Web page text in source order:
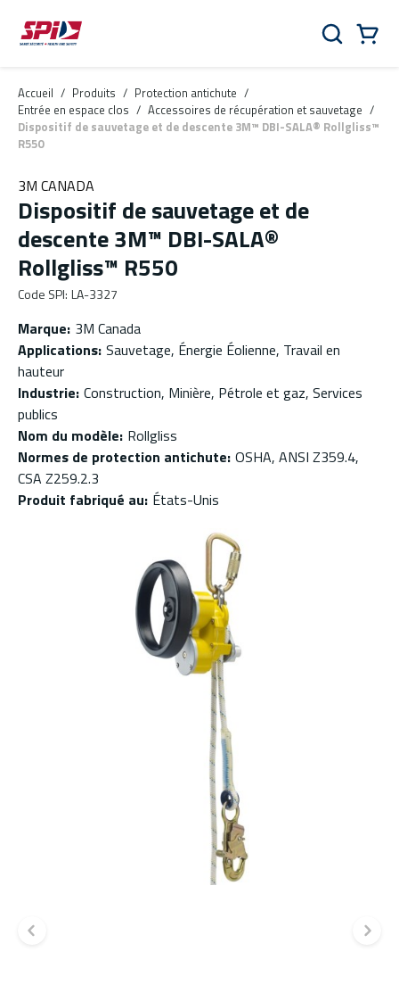
Aller au contenu principal
Skip to menu
Skip to footer
Rechercher
Accueil / Produits / Protection antichute /
Entrée en espace clos / Accessoires de récupération et sauvetage /
Dispositif de sauvetage et de descente 3M™ DBI-SALA® Rollgliss™
R550
3M CANADA
Dispositif de sauvetage et de
descente 3M™ DBI-SALA®
Rollgliss™ R550
Code SPI: LA-3327
Marque: 3M Canada
Applications: Sauvetage, Énergie Éolienne, Travail en
hauteur
Industrie: Construction, Minière, Pétrole et gaz, Services
publics
Nom du modèle: Rollgliss
Normes de protection antichute: OSHA, ANSI Z359.4,
CSA Z259.2.3
Produit fabriqué au: États-Unis
Diapositive précédente